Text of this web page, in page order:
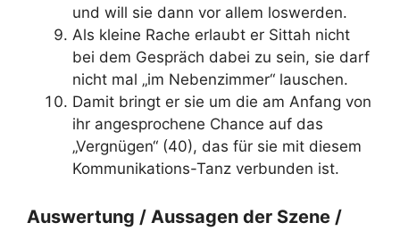
und will sie dann vor allem loswerden.
Als kleine Rache erlaubt er Sittah nicht
bei dem Gespräch dabei zu sein, sie darf
nicht mal „im Nebenzimmer“ lauschen.
Damit bringt er sie um die am Anfang von
ihr angesprochene Chance auf das
„Vergnügen“ (40), das für sie mit diesem
Kommunikations-Tanz verbunden ist.
Auswertung / Aussagen der Szene /